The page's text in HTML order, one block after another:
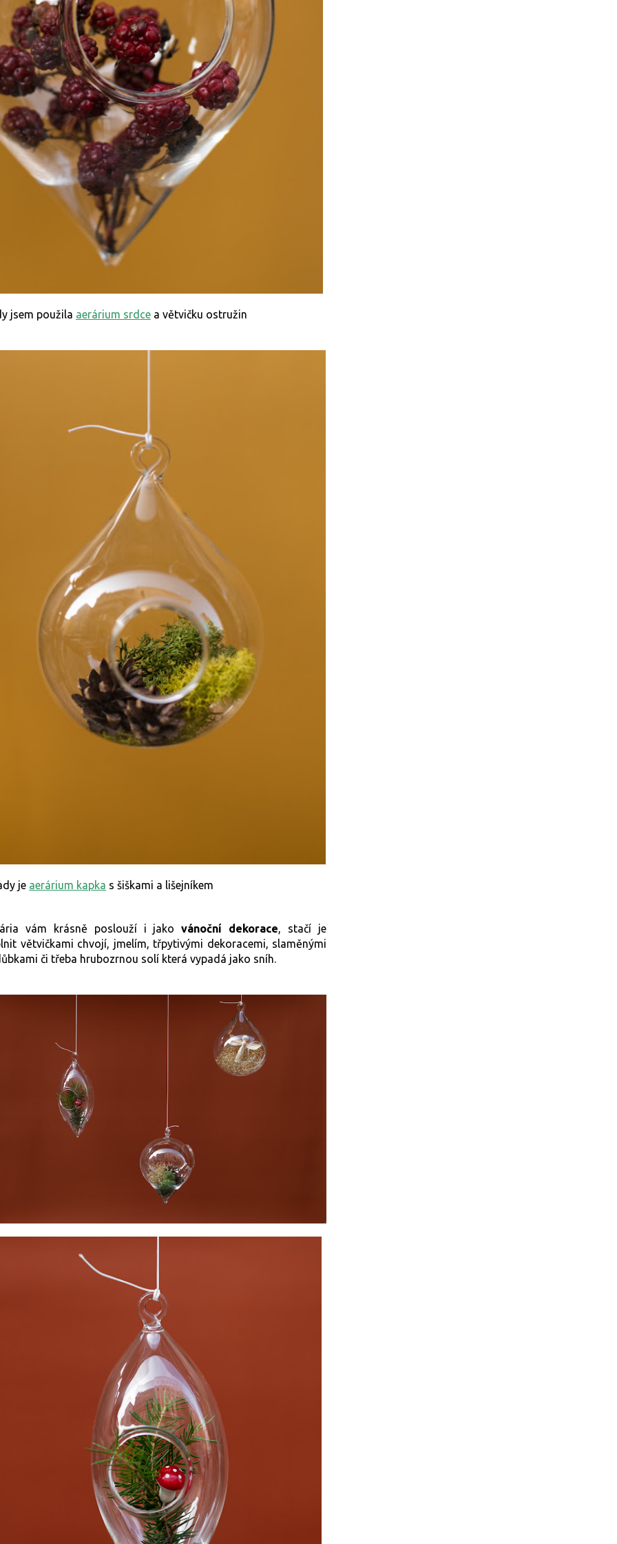
jsem použila aerárium srdce a větvičku ostružin
je aerárium kapka s šiškami a lišejníkem
vám krásně poslouží i jakovánoční dekorace , stačí je
větvičkami chvojí, jmelím, třpytivými dekoracemi, slaměnými
či třeba hrubozrnou solí která vypadá jako sníh.